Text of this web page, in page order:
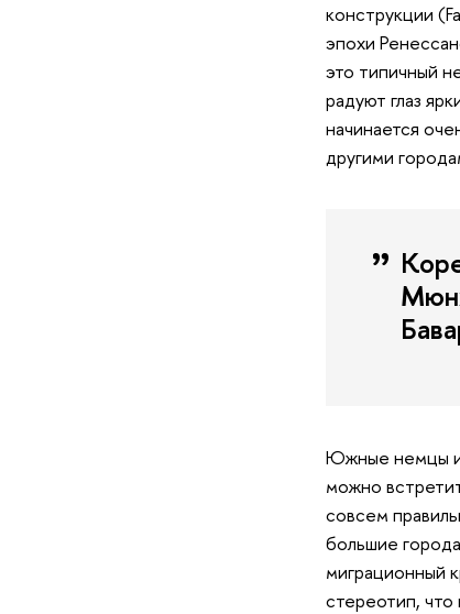
конструкции
эпохи
это типичный
радуют глаз
начинается
другими
Южные немцы и
можно
совсем
большие
миграционный
стереотип,